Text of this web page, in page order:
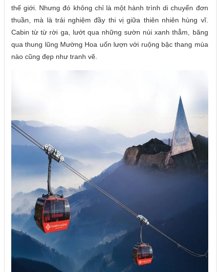
thế giới. Nhưng đó không chỉ là một hành trình di chuyển đơn
thuần, mà là trải nghiệm đầy thi vị giữa thiên nhiên hùng vĩ.
Cabin từ từ rời ga, lướt qua những sườn núi xanh thẳm, băng
qua thung lũng Mường Hoa uốn lượn với ruộng bậc thang mùa
nào cũng đẹp như tranh vẽ.